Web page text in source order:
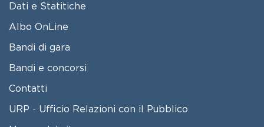
Dati e Statitiche
FOOTER 2
Albo OnLine
Bandi di gara
Bandi e concorsi
Contatti
URP - Ufficio Relazioni con il Pubblico